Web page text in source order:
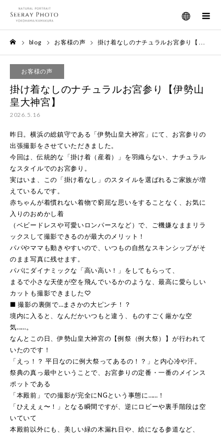
メニュー
blog お客様の声 掛け着なしのナチュラルお宮参り【伊勢山皇大神宮】
お客様の声
掛け着なしのナチュラルお宮参り【伊勢山
皇大神宮】
2026.5.16
昨日。横浜の総鎮守である「伊勢山皇大神宮」にて、お宮参りの
出張撮影をさせていただきました。
今回は、伝統的な「掛け着（産着）」を羽織らない、ナチュラル
なスタイルでのお宮参り。
実はいま、この「掛け着なし」のスタイルを選ばれるご家族が増
えているんです。
赤ちゃんが着慣れない着物で窮屈な思いをすることなく、お気に
入りのおめかし着
（ベビードレスや可愛いロンパースなど）で、ご機嫌なままリラ
ックスして撮影できるのが最大のメリット！
パパやママも動きやすいので、いつもの自然なスキンシップがそ
のまま写真に残せます。
パパにダイナミックな「高い高い！」をしてもらって、
まるで小さな天使が空を飛んでいるかのような、最高に愛らしい
カットも撮影できました♡
■ 撮影の裏側で…まさかの大ピンチ！？
境内に入ると、なんだかいつもと違う、ものすごく厳かな空
気……。
なんとこの日、伊勢山皇大神宮の【例祭（例大祭）】が行われて
いたのです！
「えっ！？ 平日なのに例大祭ってあるの！？」と内心冷や汗。
祭典の真っ最中ということで、お宮参りの定番・一番のメインス
ポットである
「本殿前」での撮影が完全にNGという事態に……！
「ひええぇ〜！」となる瞬間ですが、逆にロビーや裏手階段は空
いていて
本殿前以外にも、美しい緑の木漏れ日や、絵になる参道など、